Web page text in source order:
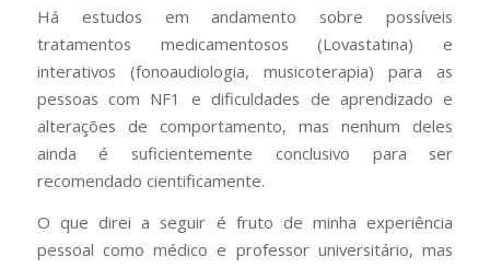
Há estudos em andamento sobre possíveis
tratamentos medicamentosos (Lovastatina) e
interativos (fonoaudiologia, musicoterapia) para as
pessoas com NF1 e dificuldades de aprendizado e
alterações de comportamento, mas nenhum deles
ainda é suficientemente conclusivo para ser
recomendado cientificamente.
O que direi a seguir é fruto de minha experiência
pessoal como médico e professor universitário, mas